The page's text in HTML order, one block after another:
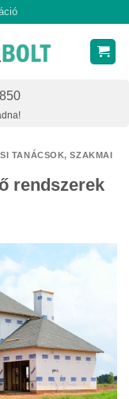
TANÁCSOK, SZAKMAI
rendszerek